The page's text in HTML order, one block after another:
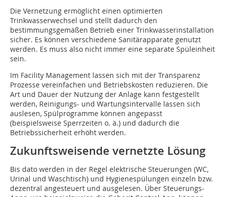
Die Vernetzung ermöglicht einen optimierten
Trinkwasserwechsel und stellt dadurch den
bestimmungsgemäßen Betrieb einer Trinkwasserinstallation
sicher. Es können verschiedene Sanitärapparate genutzt
werden. Es muss also nicht immer eine separate Spüleinheit
sein.
Im Facility Management lassen sich mit der Transparenz
Prozesse vereinfachen und Betriebskosten reduzieren. Die
Art und Dauer der Nutzung der Anlage kann festgestellt
werden, Reinigungs- und Wartungsintervalle lassen sich
auslesen, Spülprogramme können angepasst
(beispielsweise Sperrzeiten o. ä.) und dadurch die
Betriebssicherheit erhöht werden.
Zukunftsweisende vernetzte Lösung
Bis dato werden in der Regel elektrische Steuerungen (WC,
Urinal und Waschtisch) und Hygienespülungen einzeln bzw.
dezentral angesteuert und ausgelesen. Über Steuerungs-